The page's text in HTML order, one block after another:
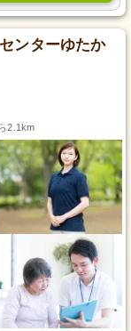
ンターゆたか
2.1km